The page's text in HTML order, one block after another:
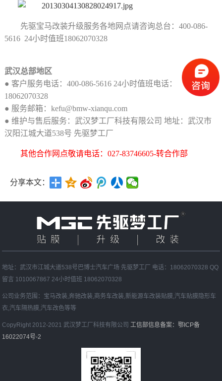
先驱宝马改装升级服务各地网点请咨询总台：400-086-
5616 24小时值班18062070328
武汉总部地区
● 客户服务电话：400-086-5616 24小时值班电话：
18062070328
● 服务邮箱：kefu@bmw-xianqu.com
● 维护与售后服务：武汉梦工厂科技有限公司 地址：武汉市
汉阳江城大道538号 先驱梦工厂
其他合作网点敬请电话：027-83746605-转合作部
分享本文：
地址：武汉市江城大道538号巴博士汽车广场 先驱梦工厂 电话：18062070328 QQ
留言 1010067867 24小时值班 18062070328
公司业务范围：宝马改装,奔驰改装,商务车改装,新能源车改装贴膜,汽车贴膜隐形车
衣,汽车隔热膜,汽车改色等等
CopyRight 2012-2021 武汉梦工厂科技有限公司 工信部信息备案：鄂ICP备
16022074号-2